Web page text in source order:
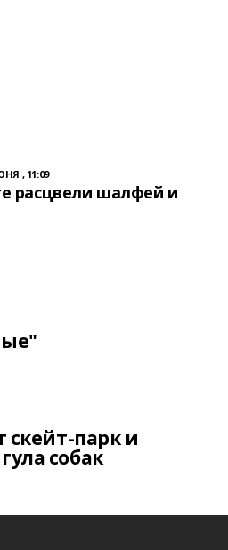
, 11:09
расцвели шалфей и
скейт-парк и
собак